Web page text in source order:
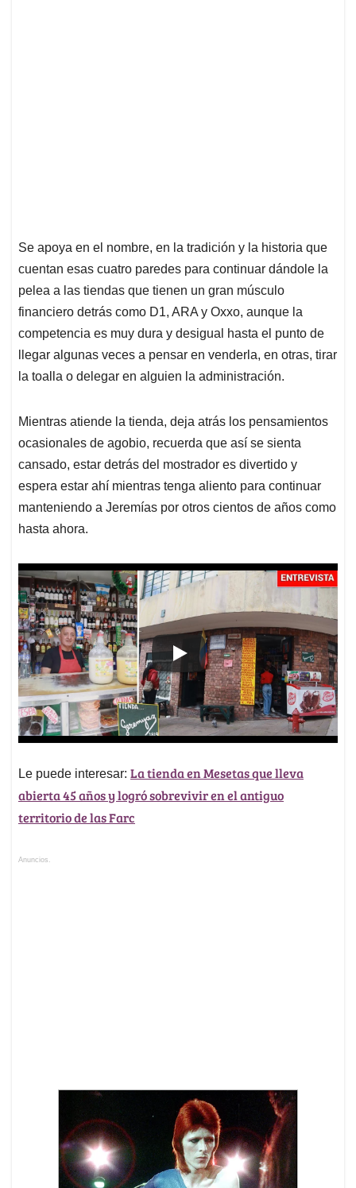
Se apoya en el nombre, en la tradición y la historia que
cuentan esas cuatro paredes para continuar dándole la
pelea a las tiendas que tienen un gran músculo
financiero detrás como D1, ARA y Oxxo, aunque la
competencia es muy dura y desigual hasta el punto de
llegar algunas veces a pensar en venderla, en otras, tirar
la toalla o delegar en alguien la administración.
Mientras atiende la tienda, deja atrás los pensamientos
ocasionales de agobio, recuerda que así se sienta
cansado, estar detrás del mostrador es divertido y
espera estar ahí mientras tenga aliento para continuar
manteniendo a Jeremías por otros cientos de años como
hasta ahora.
Le puede interesar: La tienda en Mesetas que lleva
abierta 45 años y logró sobrevivir en el antiguo
territorio de las Farc
Anuncios.